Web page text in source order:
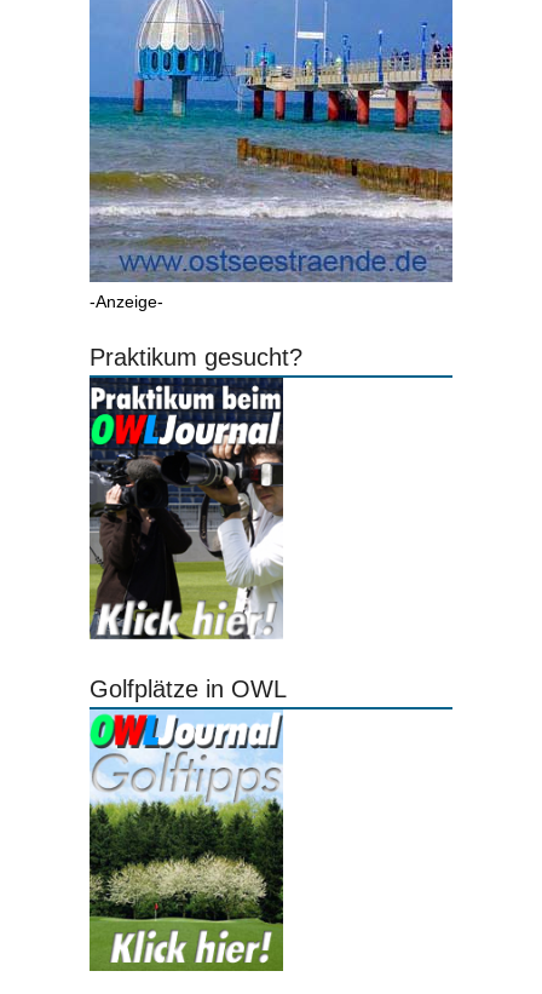
-Anzeige-
Praktikum gesucht?
Golfplätze in OWL